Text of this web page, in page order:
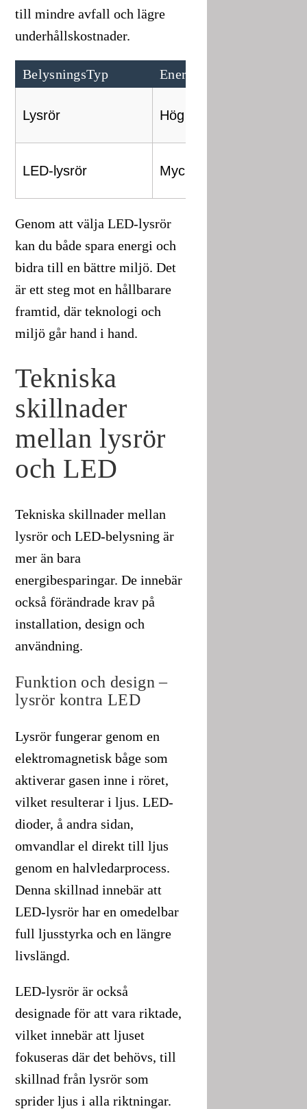
till mindre avfall och lägre
underhållskostnader.
BelysningsTyp Energiförbrukning
Lysrör Hög
LED-lysrör Mycket låg
Genom att välja LED-lysrör
kan du både spara energi och
bidra till en bättre miljö. Det
är ett steg mot en hållbarare
framtid, där teknologi och
miljö går hand i hand.
Tekniska
skillnader
mellan lysrör
och LED
Tekniska skillnader mellan
lysrör och LED-belysning är
mer än bara
energibesparingar. De innebär
också förändrade krav på
installation, design och
användning.
Funktion och design –
lysrör kontra LED
Lysrör fungerar genom en
elektromagnetisk båge som
aktiverar gasen inne i röret,
vilket resulterar i ljus. LED-
dioder, å andra sidan,
omvandlar el direkt till ljus
genom en halvledarprocess.
Denna skillnad innebär att
LED-lysrör har en omedelbar
full ljusstyrka och en längre
livslängd.
LED-lysrör är också
designade för att vara riktade,
vilket innebär att ljuset
fokuseras där det behövs, till
skillnad från lysrör som
sprider ljus i alla riktningar.